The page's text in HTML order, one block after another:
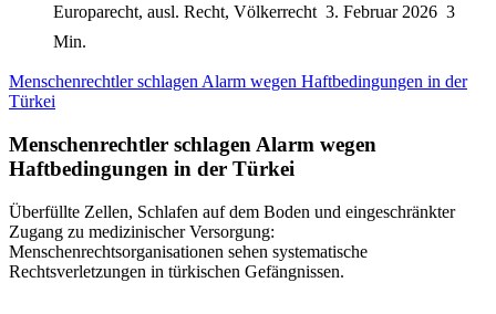
Europarecht, ausl. Recht, Völkerrecht 3. Februar 2026 3
Min.
Menschenrechtler schlagen Alarm wegen Haftbedingungen in der
Türkei
Menschenrechtler schlagen Alarm wegen
Haftbedingungen in der Türkei
Überfüllte Zellen, Schlafen auf dem Boden und eingeschränkter
Zugang zu medizinischer Versorgung:
Menschenrechtsorganisationen sehen systematische
Rechtsverletzungen in türkischen Gefängnissen.